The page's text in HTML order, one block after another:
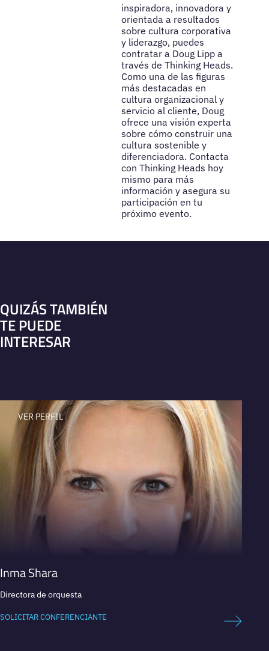
inspiradora, innovadora y
orientada a resultados
sobre cultura corporativa
y liderazgo, puedes
contratar a Doug Lipp a
través de Thinking Heads.
Como una de las figuras
más destacadas en
cultura organizacional y
servicio al cliente, Doug
ofrece una visión experta
sobre cómo construir una
cultura sostenible y
diferenciadora. Contacta
con Thinking Heads hoy
mismo para más
información y asegura su
participación en tu
próximo evento.
QUIZÁS TAMBIÉN
TE PUEDE
INTERESAR
VER PERFIL
Inma Shara
Directora de orquesta
SOLICITAR CONFERENCIANTE